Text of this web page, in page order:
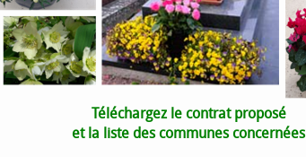
Téléchargez le contrat proposé
et la liste des communes concernées